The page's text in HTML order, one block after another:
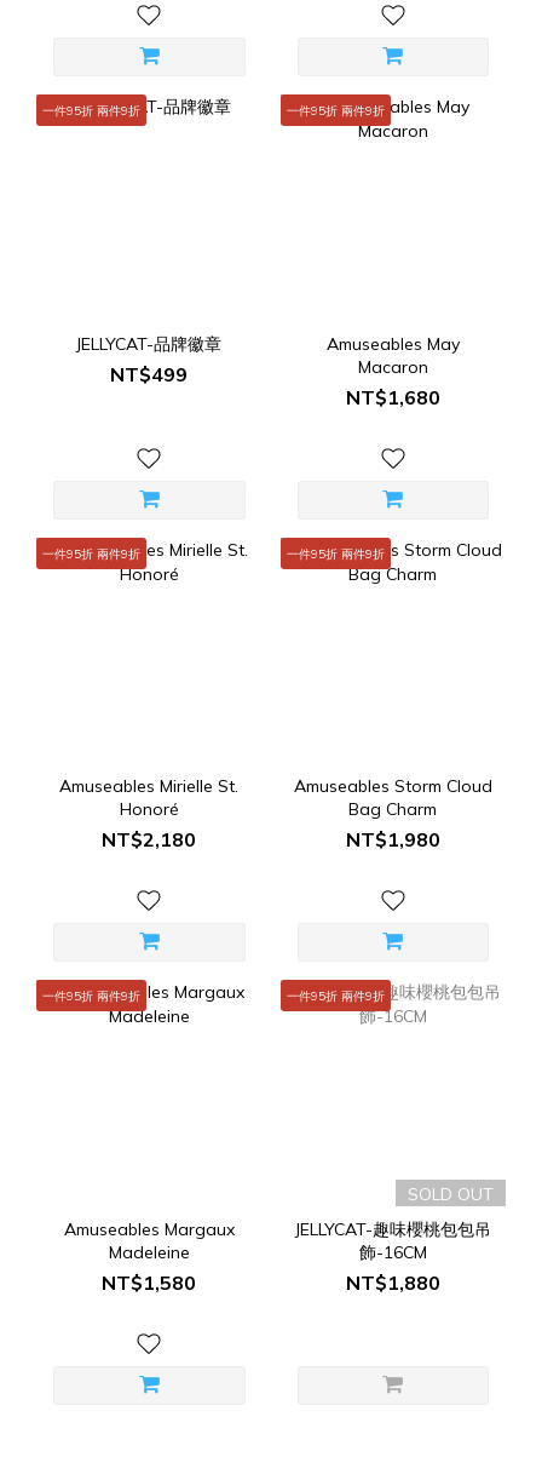
一件95折 兩件9折
JELLYCAT-品牌徽章
NT$499
一件95折 兩件9折
Amuseables May
Macaron
NT$1,680
一件95折 兩件9折
Amuseables Mirielle St.
Honoré
NT$2,180
一件95折 兩件9折
Amuseables Storm Cloud
Bag Charm
NT$1,980
一件95折 兩件9折
Amuseables Margaux
Madeleine
NT$1,580
一件95折 兩件9折
SOLD OUT
JELLYCAT-趣味櫻桃包包吊
飾-16CM
NT$1,880